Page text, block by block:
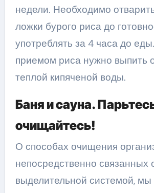
недели. Необходимо
ложки бурого риса до
употреблять за 4 часа до
приемом риса нужно выпить
теплой кипяченой воды.
Баня и сауна.
очищайтесь!
О способах очищения
непосредственно связанных
выделительной системой,